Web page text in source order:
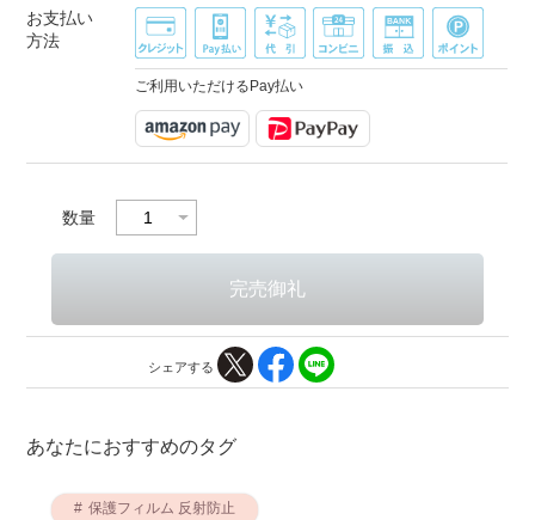
お支払い
方法
ご利用いただけるPay払い
数量
シェアする
あなたにおすすめのタグ
保護フィルム 反射防止